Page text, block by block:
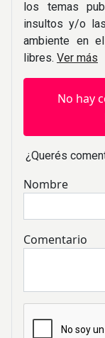
los temas
insultos y/o
ambiente en
libres. Ver más
No hay
¿Querés
Nombre
Comentario